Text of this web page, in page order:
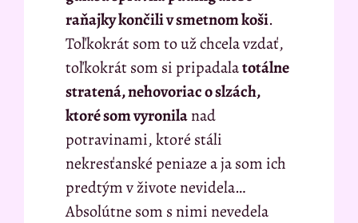
raňajky končili v smetnom koši.
Toľkokrát som to už chcela vzdať,
toľkokrát som si pripadalatotálne
stratená, nehovoriac o slzách,
ktoré som vyronilanad
potravinami, ktoré stáli
nekresťanské peniaze a ja som ich
predtým v živote nevidela…
Absolútne som s nimi nevedela